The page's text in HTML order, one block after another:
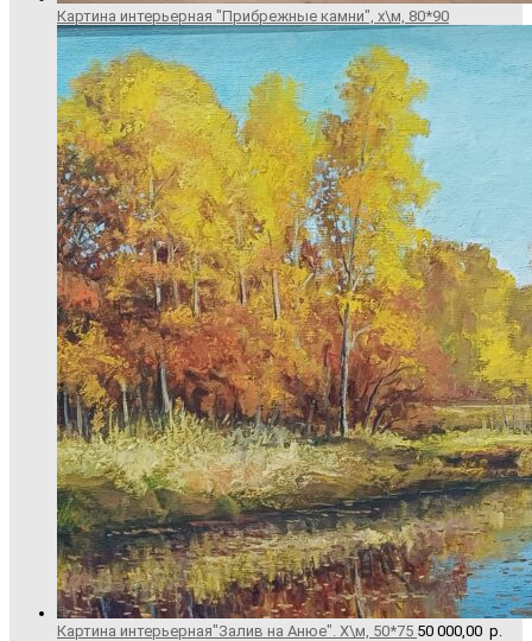
Картина интерьерная "Прибрежные камни", х\м, 80*90
Картина интерьерная"Залив на Анюе". Х\м, 50*75 50 000,00 р.